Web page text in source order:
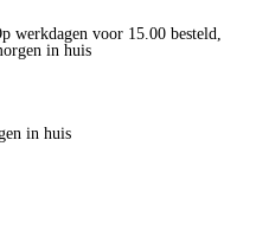
werkdagen voor 15.00 besteld,
in huis
in huis